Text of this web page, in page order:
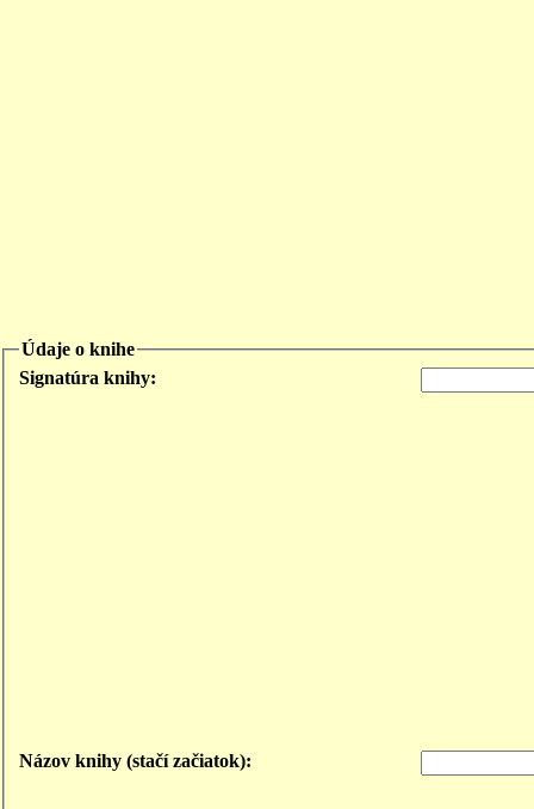
Údaje o knihe
Signatúra knihy:
Názov knihy (stačí začiatok):